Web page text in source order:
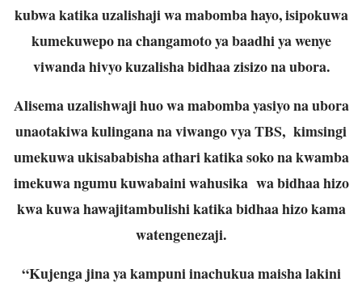
kubwa katika uzalishaji wa mabomba hayo, isipokuwa
kumekuwepo na changamoto ya baadhi ya wenye
viwanda hivyo kuzalisha bidhaa zisizo na ubora.
Alisema uzalishwaji huo wa mabomba yasiyo na ubora
unaotakiwa kulingana na viwango vya TBS, kimsingi
umekuwa ukisababisha athari katika soko na kwamba
imekuwa ngumu kuwabaini wahusika wa bidhaa hizo
kwa kuwa hawajitambulishi katika bidhaa hizo kama
watengenezaji.
“Kujenga jina ya kampuni inachukua maisha lakini